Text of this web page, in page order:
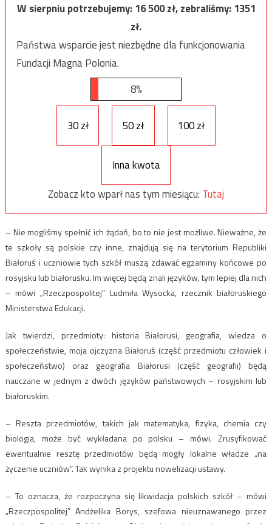
W sierpniu potrzebujemy:16 500zł, zebraliśmy:1351
zł.
Państwa wsparcie jest niezbędne dla funkcjonowania
Fundacji Magna Polonia.
8%
30 zł 50 zł 100 zł
Inna kwota
Zobacz kto wparł nas tym miesiącu: Tutaj
– Nie mogliśmy spełnić ich żądań, bo to nie jest możliwe. Nieważne, że
te szkoły są polskie czy inne, znajdują się na terytorium Republiki
Białoruś i uczniowie tych szkół muszą zdawać egzaminy końcowe po
rosyjsku lub białorusku. Im więcej będą znali języków, tym lepiej dla nich
– mówi „Rzeczpospolitej” Ludmiła Wysocka, rzecznik białoruskiego
Ministerstwa Edukacji.
Jak twierdzi, przedmioty: historia Białorusi, geografia, wiedza o
społeczeństwie, moja ojczyzna Białoruś (część przedmiotu człowiek i
społeczeństwo) oraz geografia Białorusi (część geografii) będą
nauczane w jednym z dwóch języków państwowych – rosyjskim lub
białoruskim.
– Reszta przedmiotów, takich jak matematyka, fizyka, chemia czy
biologia, może być wykładana po polsku – mówi. Zrusyfikować
ewentualnie resztę przedmiotów będą mogły lokalne władze „na
życzenie uczniów”. Tak wynika z projektu nowelizacji ustawy.
– To oznacza, że rozpoczyna się likwidacja polskich szkół – mówi
„Rzeczpospolitej” Andżelika Borys, szefowa nieuznawanego przez